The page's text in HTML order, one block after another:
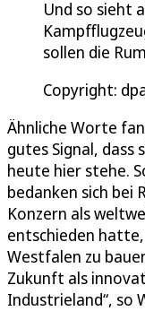
Und so sieht
sollen die
Copyright:
Ähnliche Worte
gutes Signal,
heute hier stehe.
bedanken sich bei
Konzern als
entschieden
Westfalen zu
Zukunft als
Industrieland“, so